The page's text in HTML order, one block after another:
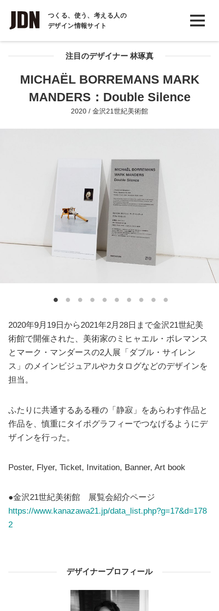
つくる、使う、考える人の
デザイン情報サイト
INTERVIEW
インタビュー
REPORT
COLUMN
注目のデザイナー 林琢真
MICHAËL BORREMANS MARK
MANDERS：Double Silence
2020 / 金沢21世紀美術館
2020年9月19日から2021年2月28日まで金沢21世紀美
術館で開催された、美術家のミヒャエル・ボレマンス
とマーク・マンダースの2人展「ダブル・サイレン
ス」のメインビジュアルやカタログなどのデザインを
担当。
ふたりに共通するある種の「静寂」をあらわす作品と
作品を、慎重にタイポグラフィーでつなげるようにデ
ザインを行った。
Poster, Flyer, Ticket, Invitation, Banner, Art book
●金沢21世紀美術館 展覧会紹介ページ
https://www.kanazawa21.jp/data_list.php?g=17&d=178
2
デザイナープロフィール